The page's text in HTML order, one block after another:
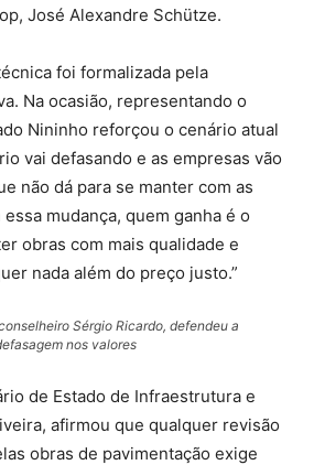
José Alexandre Schütze.
foi formalizada pela
Na ocasião, representando o
Nininho reforçou o cenário atual
vai defasando e as empresas vão
não dá para se manter com as
mudança, quem ganha é o
obras com mais qualidade e
nada além do preço justo.”
Sérgio Ricardo, defendeu a
nos valores
de Estado de Infraestrutura e
afirmou que qualquer revisão
obras de pavimentação exige